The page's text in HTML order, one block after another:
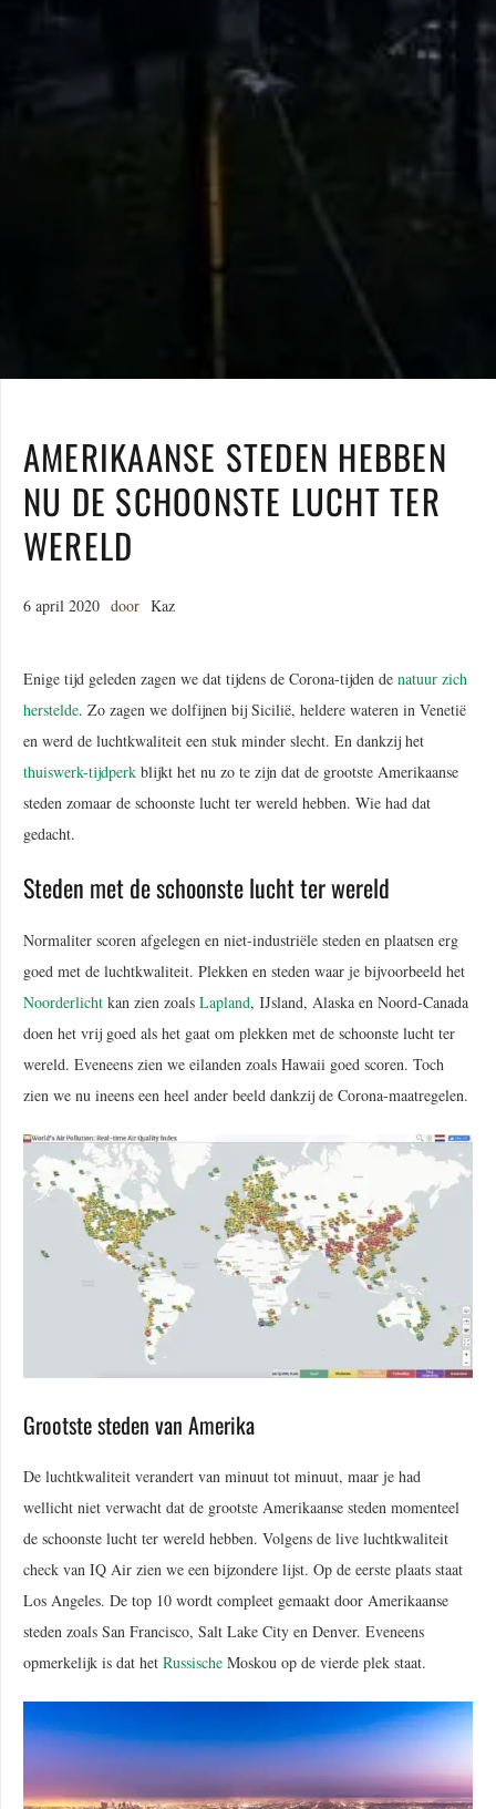
AMERIKAANSE STEDEN HEBBEN
NU DE SCHOONSTE LUCHT TER
WERELD
6 april 2020 door Kaz
Enige tijd geleden zagen we dat tijdens de Corona-tijden de natuur zich
herstelde. Zo zagen we dolfijnen bij Sicilië, heldere wateren in Venetië
en werd de luchtkwaliteit een stuk minder slecht. En dankzij het
thuiswerk-tijdperk blijkt het nu zo te zijn dat de grootste Amerikaanse
steden zomaar de schoonste lucht ter wereld hebben. Wie had dat
gedacht.
Steden met de schoonste lucht ter wereld
Normaliter scoren afgelegen en niet-industriële steden en plaatsen erg
goed met de luchtkwaliteit. Plekken en steden waar je bijvoorbeeld het
Noorderlicht kan zien zoals Lapland, IJsland, Alaska en Noord-Canada
doen het vrij goed als het gaat om plekken met de schoonste lucht ter
wereld. Eveneens zien we eilanden zoals Hawaii goed scoren. Toch
zien we nu ineens een heel ander beeld dankzij de Corona-maatregelen.
Grootste steden van Amerika
De luchtkwaliteit verandert van minuut tot minuut, maar je had
wellicht niet verwacht dat de grootste Amerikaanse steden momenteel
de schoonste lucht ter wereld hebben. Volgens de live luchtkwaliteit
check van IQ Air zien we een bijzondere lijst. Op de eerste plaats staat
Los Angeles. De top 10 wordt compleet gemaakt door Amerikaanse
steden zoals San Francisco, Salt Lake City en Denver. Eveneens
opmerkelijk is dat het Russische Moskou op de vierde plek staat.